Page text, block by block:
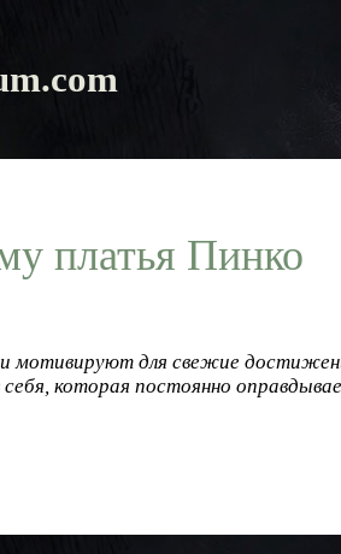
платья Пинко
мотивируют для свежие
которая постоянно